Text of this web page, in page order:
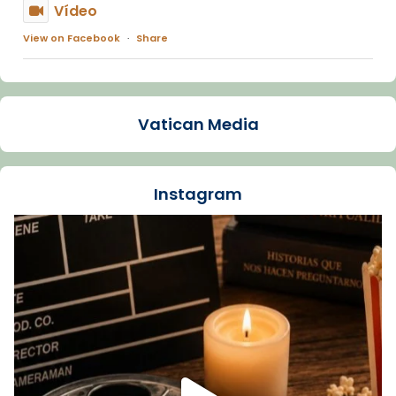
Vídeo
View on Facebook · Share
Arquebisbat de Barcelona
La Carmina va patir depressió. Fa gairebé
dos mesos, a l'Estadi Lluís Companys, la
Recupera l'entrevista comp
Vatican
tican News 👇
www.vaticannews.va/es/iglesia/news/2026-
07/carmina-historia-depresion-papa-viaje-
espana-testimoni...
Foto
View on Facebook · Share
Vatican Media
Instagram